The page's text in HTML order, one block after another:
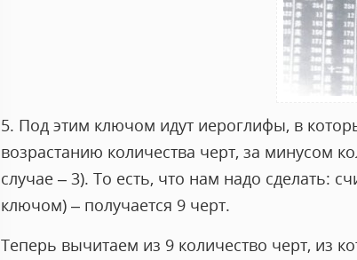
5. Под этим ключом идут иероглифы, в
возрастанию количества черт, за минусом
случае – 3). То есть, что нам надо сделать:
ключом) – получается 9 черт.
Теперь вычитаем из 9 количество черт, из